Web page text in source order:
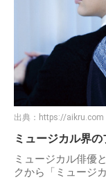
出典： https://aikru.com
ミュージカル界の
ミュージカル俳優
クから「ミュージ